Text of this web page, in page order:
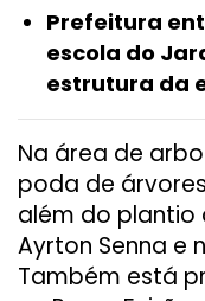
Prefeitura
escola do
estrutura da
Na área de
poda de
além do plantio
Ayrton Senna e
Também está